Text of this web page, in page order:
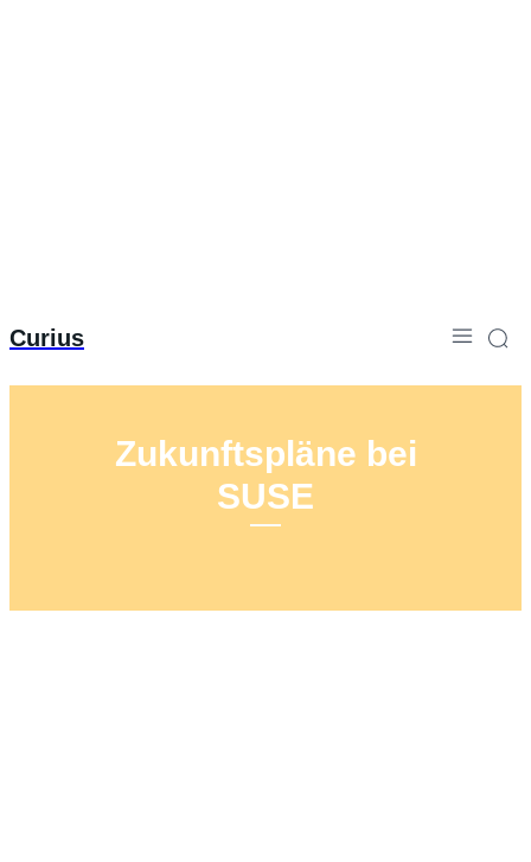
Curius
Zukunftspläne bei
SUSE